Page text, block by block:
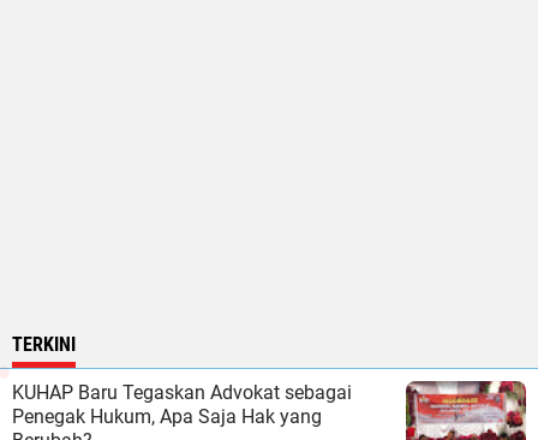
TERKINI
KUHAP Baru Tegaskan Advokat sebagai
Penegak Hukum, Apa Saja Hak yang